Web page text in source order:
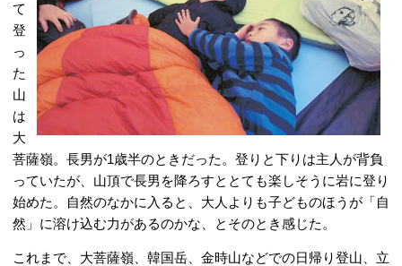
て
登
っ
た
山
は
大
菩薩嶺。長男が1歳半のときだった。登りと下りは主人が背負
っていたが、山頂で長男を降ろすととても楽しそうに岩に登り
始めた。自然のなかに入ると、大人よりも子どものほうが「自
然」に溶け込む力があるのかな、とそのとき感じた。
これまで、大菩薩嶺、韓国岳、金時山などでの日帰り登山、立